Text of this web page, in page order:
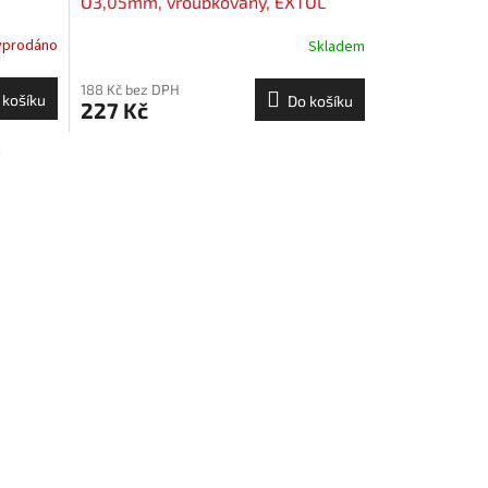
košíku
Skladem
188 Kč bez DPH
227 Kč Do košíku